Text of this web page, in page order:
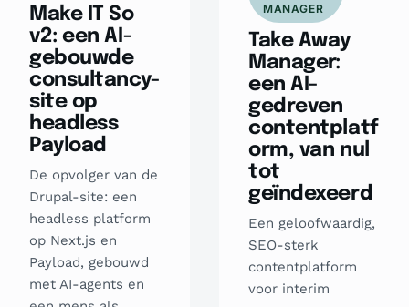
Make IT So
v2: een AI-
gebouwde
consultancy-
site op
headless
Payload
De opvolger van de
Drupal-site: een
headless platform
op Next.js en
Payload, gebouwd
met AI-agents en
MANAGER
Take Away
Manager:
een AI-
gedreven
contentplatf
orm, van nul
tot
geïndexeerd
Een geloofwaardig,
SEO-sterk
contentplatform
voor interim